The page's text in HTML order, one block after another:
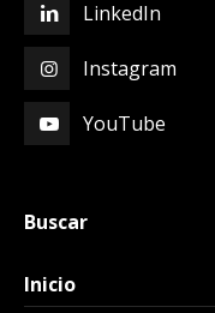
LinkedIn
Instagram
YouTube
Buscar
Inicio